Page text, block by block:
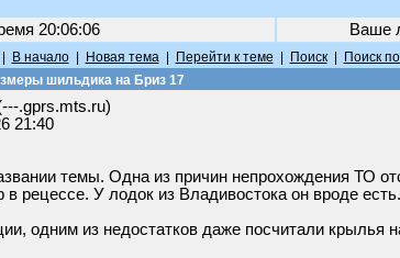
20:06:06 Ваше
В начало| Новая тема| Перейти к теме Поиск| Поиск
шильдика на Бриз 17
.gprs.mts.ru)
21:40
темы. Одна из причин непрохождения ТО
в рецессе. У лодок из Владивостока он вроде есть.
одним из недостатков даже посчитали крылья